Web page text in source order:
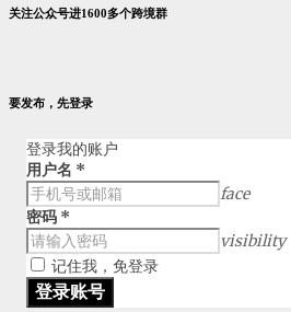
关注公众号进1600多个跨境群
要发布，先登录
登录我的账户
用户名 *
face
密码 *
visibility
记住我，免登录